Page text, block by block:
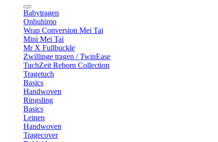
Babytragen
Onbuhimo
Wrap Conversion Mei Tai
Mini Mei Tai
Mr X Fullbuckle
Zwillinge tragen / TwinEase
TuchZeit Reborn Collection
Tragetuch
Basics
Handwoven
Ringsling
Basics
Leinen
Handwoven
Tragecover